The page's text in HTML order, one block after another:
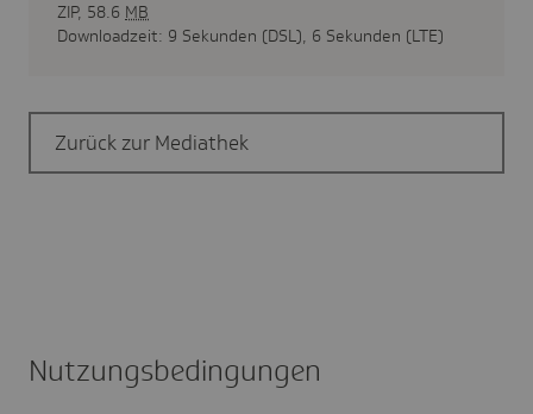
ZIP, 58.6 MB
Downloadzeit: 9 Sekunden (DSL), 6 Sekunden (LTE)
Zurück zur Mediathek
Nutzungs­be­din­gungen